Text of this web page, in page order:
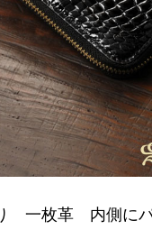
一枚革 内側に